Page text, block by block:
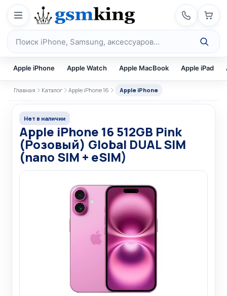
Перейти к содержимому
Поиск по каталогу
Apple iPhone Apple Watch Apple MacBook Apple iPad
Главная Каталог Apple iPhone 16 Apple iPhone
Нет в наличии
Apple iPhone 16 512GB Pink
(Розовый) Global DUAL SIM
(nano SIM + eSIM)